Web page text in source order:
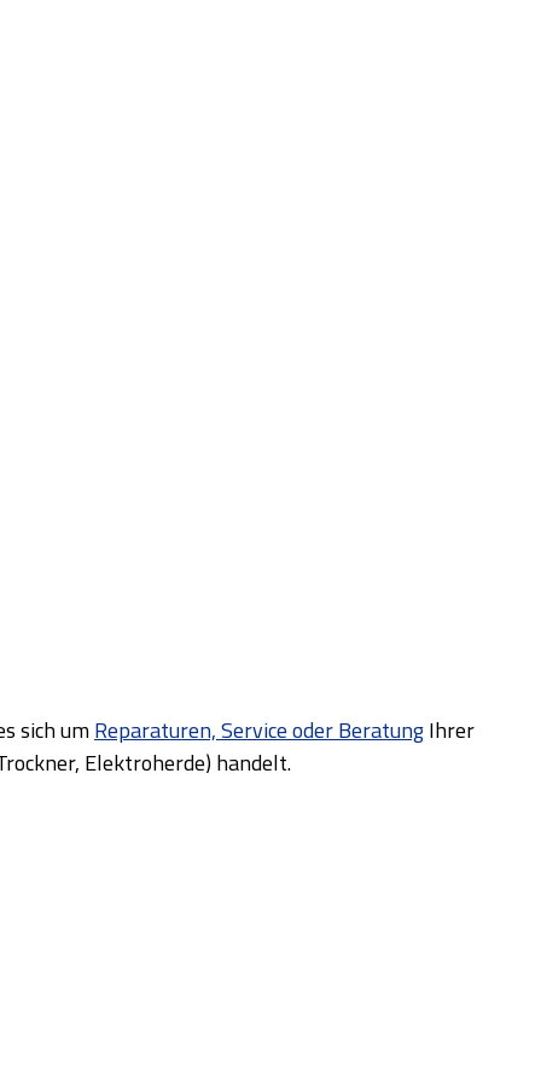
sich umReparaturen, Service oder BeratungIhrer
Elektroherde) handelt.